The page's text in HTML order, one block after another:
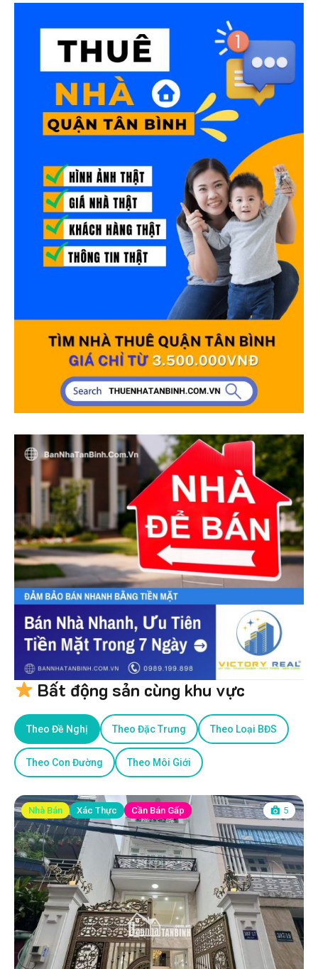
Bất động sản cùng khu vực
Theo Đề Nghị Theo Đặc Trưng Theo Loại BĐS
Theo Con Đường Theo Môi Giới
Nhà Bán Xác Thực Cần Bán Gấp 5